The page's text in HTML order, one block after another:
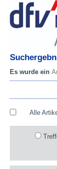
Es wurde ein
Alle